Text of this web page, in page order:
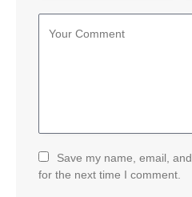
Save my name, email,
for the next time I comment.